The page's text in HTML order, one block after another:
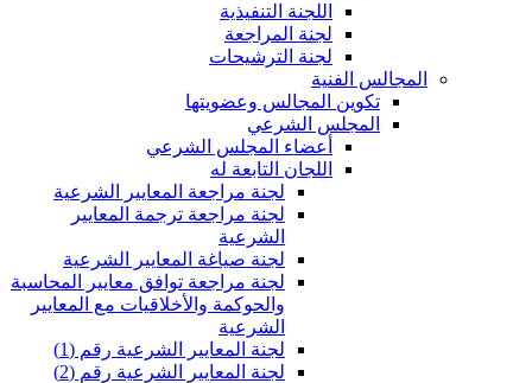
اللجنة التنفيذية
لجنة المراجعة
لجنة الترشيحات
المجالس الفنية
تكوين المجالس وعضويتها
المجلس الشرعي
أعضاء المجلس الشرعي
اللجان التابعة له
لجنة مراجعة المعايير الشرعية
لجنة مراجعة ترجمة المعايير
الشرعية
لجنة صياغة المعايير الشرعية
لجنة مراجعة توافق معايير المحاسبة
والحوكمة والأخلاقيات مع المعايير
الشرعية
لجنة المعايير الشرعية رقم (1)
لجنة المعايير الشرعية رقم (2)